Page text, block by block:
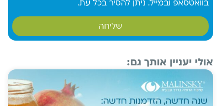
בוואטסאפ ובמייל. ניתן להסיר בכל עת.
שליחה
אולי יעניין אותך גם: